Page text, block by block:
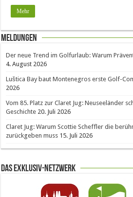
Mehr
Meldungen
Der neue Trend im Golfurlaub: Warum
4. August 2026
Luštica Bay baut Montenegros erste Golf-
2026
Vom 85. Platz zur Claret Jug: Neuseeländer
Geschichte 20. Juli 2026
Claret Jug: Warum Scottie Scheffler die
zurückgeben muss 15. Juli 2026
Das Exklusiv-Netzwerk